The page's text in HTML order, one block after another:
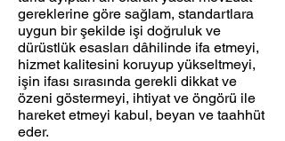
gereklerine göre sağlam, standartlara
uygun bir şekilde işi doğruluk ve
dürüstlük esasları dâhilinde ifa etmeyi,
hizmet kalitesini koruyup yükseltmeyi,
işin ifası sırasında gerekli dikkat ve
özeni göstermeyi, ihtiyat ve öngörü ile
hareket etmeyi kabul, beyan ve taahhüt
eder.